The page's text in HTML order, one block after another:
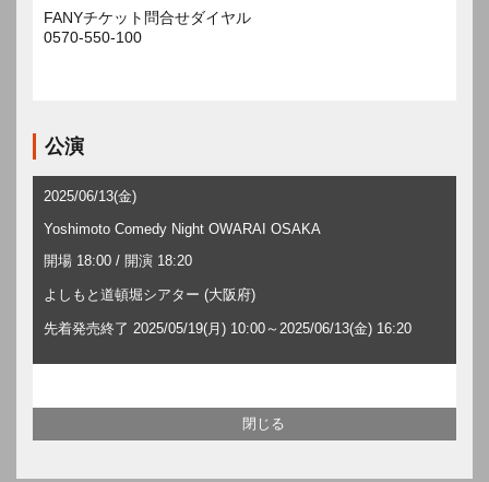
FANYチケット問合せダイヤル
0570-550-100
公演
2025/06/13(金)
Yoshimoto Comedy Night OWARAI OSAKA
開場 18:00 / 開演 18:20
よしもと道頓堀シアター (大阪府)
先着発売終了 2025/05/19(月) 10:00～2025/06/13(金) 16:20